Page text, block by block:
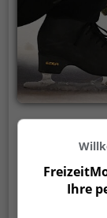
Eishalle
Eishalle ist
gut
Ihre